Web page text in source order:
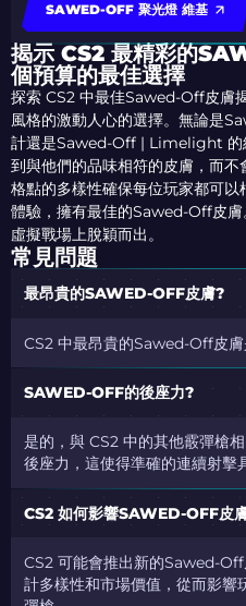
SAWED-OFF 聚光燈 維基
揭示 CS2 最精彩的
個預算的最佳選擇
探索 CS2 中最佳Sawed-Off皮膚
風格的激動人心的選擇。無論是
計還是Sawed-Off | Limelight 的
到與他們的品味相符的皮膚，而
格點的多樣性確保每位玩家都可
體驗，擁有最佳的Sawed-Off皮
虛擬戰場上脫穎而出。
常見問題
最昂貴的SAWED-OFF皮膚?
CS2 中最昂貴的Sawed-Off皮
SAWED-OFF的後座力?
是的，與 CS2 中的其他霰彈槍
後座力，這使得準確的連續射擊
CS2 如何影響SAWED-OFF皮
CS2 可能會推出新的Sawed-
計多樣性和市場價值，從而影響